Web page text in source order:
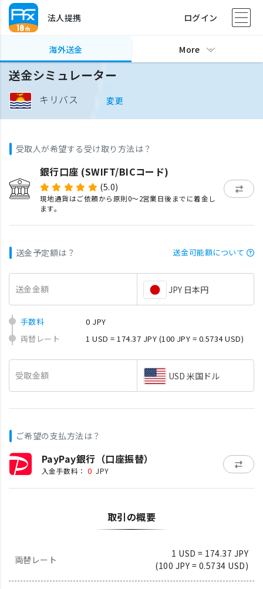
法人提携 ログイン
海外送金 More
送金シミュレーター
キリバス 変更
受取人が希望する受け取り方法は？
銀行口座 (SWIFT/BICコード)
(5.0)
現地通貨はご依頼から原則0〜2営業日後までに着金し
ます。
送金予定額は？ 送金可能額について
送金金額 JPY 日本円
手数料
0 JPY
両替レート
1 USD = 174.37 JPY (100 JPY = 0.5734 USD)
受取金額 USD 米国ドル
ご希望の支払方法は？
PayPay銀行（口座振替）
入金手数料： 0 JPY
取引の概要
両替レート
1 USD = 174.37 JPY
(100 JPY = 0.5734 USD)